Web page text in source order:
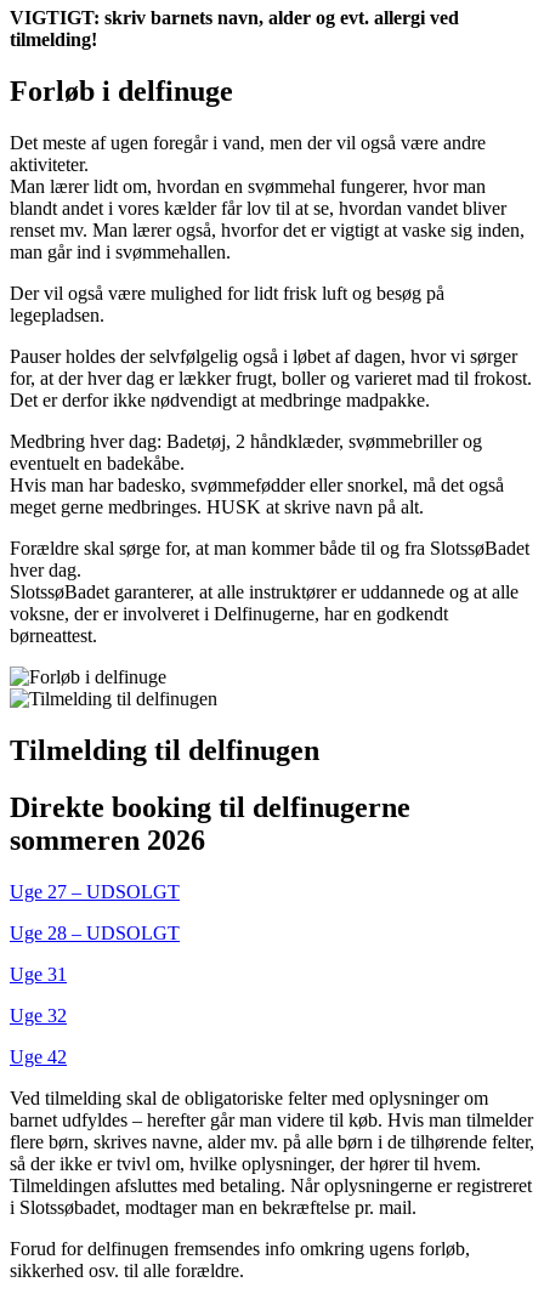
VIGTIGT: skriv barnets navn, alder og evt. allergi ved
tilmelding!
Forløb i delfinuge
Det meste af ugen foregår i vand, men der vil også være andre
aktiviteter.
Man lærer lidt om, hvordan en svømmehal fungerer, hvor man
blandt andet i vores kælder får lov til at se, hvordan vandet bliver
renset mv. Man lærer også, hvorfor det er vigtigt at vaske sig inden,
man går ind i svømmehallen.
Der vil også være mulighed for lidt frisk luft og besøg på
legepladsen.
Pauser holdes der selvfølgelig også i løbet af dagen, hvor vi sørger
for, at der hver dag er lækker frugt, boller og varieret mad til frokost.
Det er derfor ikke nødvendigt at medbringe madpakke.
Medbring hver dag: Badetøj, 2 håndklæder, svømmebriller og
eventuelt en badekåbe.
Hvis man har badesko, svømmefødder eller snorkel, må det også
meget gerne medbringes. HUSK at skrive navn på alt.
Forældre skal sørge for, at man kommer både til og fra SlotssøBadet
hver dag.
SlotssøBadet garanterer, at alle instruktører er uddannede og at alle
voksne, der er involveret i Delfinugerne, har en godkendt
børneattest.
Tilmelding til delfinugen
Direkte booking til delfinugerne
sommeren 2026
Uge 27 – UDSOLGT
Uge 28 – UDSOLGT
Uge 31
Uge 32
Uge 42
Ved tilmelding skal de obligatoriske felter med oplysninger om
barnet udfyldes – herefter går man videre til køb. Hvis man tilmelder
flere børn, skrives navne, alder mv. på alle børn i de tilhørende felter,
så der ikke er tvivl om, hvilke oplysninger, der hører til hvem.
Tilmeldingen afsluttes med betaling. Når oplysningerne er registreret
i Slotssøbadet, modtager man en bekræftelse pr. mail.
Forud for delfinugen fremsendes info omkring ugens forløb,
sikkerhed osv. til alle forældre.